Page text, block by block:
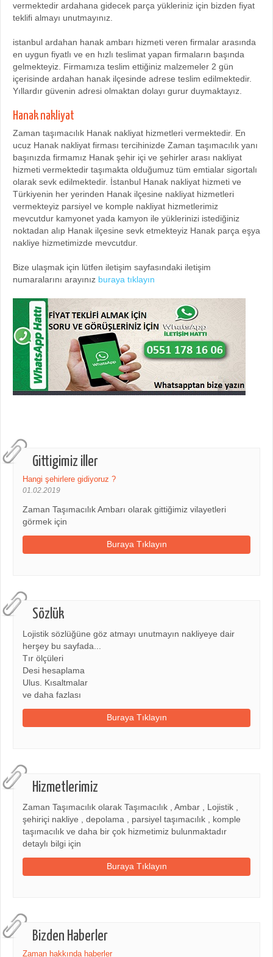
Gittigimiz iller
Hangi şehirlere gidiyoruz ?
01.02.2019
Zaman Taşımacılık Ambarı olarak gittiğimiz vilayetleri
görmek için
Buraya Tıklayın
Sözlük
Lojistik sözlüğüne göz atmayı unutmayın nakliyeye dair
herşey bu sayfada...
Tır ölçüleri
Desi hesaplama
Ulus. Kısaltmalar
ve daha fazlası
Buraya Tıklayın
Hizmetlerimiz
Zaman Taşımacılık olarak Taşımacılık , Ambar , Lojistik ,
şehiriçi nakliye , depolama , parsiyel taşımacılık , komple
taşımacılık ve daha bir çok hizmetimiz bulunmaktadır
detaylı bilgi için
Buraya Tıklayın
Bizden Haberler
Zaman hakkında haberler
vermektedir ardahana gidecek parça yükleriniz için bizden fiyat
teklifi almayı unutmayınız.
istanbul ardahan hanak ambarı hizmeti veren firmalar arasında
en uygun fiyatlı ve en hızlı teslimat yapan firmaların başında
gelmekteyiz. Firmamıza teslim ettiğiniz malzemeler 2 gün
içerisinde ardahan hanak ilçesinde adrese teslim edilmektedir.
Yıllardır güvenin adresi olmaktan dolayı gurur duymaktayız.
Hanak nakliyat
Zaman taşımacılık Hanak nakliyat hizmetleri vermektedir. En
ucuz Hanak nakliyat firması tercihinizde Zaman taşımacılık yanı
başınızda firmamız Hanak şehir içi ve şehirler arası nakliyat
hizmeti vermektedir taşımakta olduğumuz tüm emtialar sigortalı
olarak sevk edilmektedir. İstanbul Hanak nakliyat hizmeti ve
Türkiyenin her yerinden Hanak ilçesine nakliyat hizmetleri
vermekteyiz parsiyel ve komple nakliyat hizmetlerimiz
mevcutdur kamyonet yada kamyon ile yüklerinizi istediğiniz
noktadan alıp Hanak ilçesine sevk etmekteyiz Hanak parça eşya
nakliye hizmetimizde mevcutdur.
Bize ulaşmak için lütfen iletişim sayfasındaki iletişim
numaralarını arayınız buraya tıklayın